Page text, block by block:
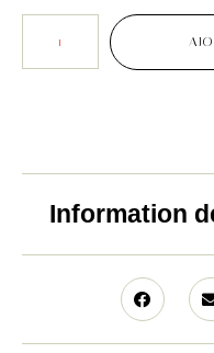
Information